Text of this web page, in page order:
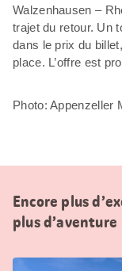
Walzenhausen –
trajet du retour. Un
dans le prix du
place. L’offre est
Photo: Appenzeller
Encore plus
plus d’aventure